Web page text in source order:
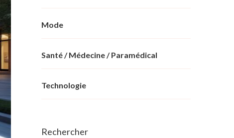
Mode
Santé / Médecine / Paramédical
Technologie
Rechercher